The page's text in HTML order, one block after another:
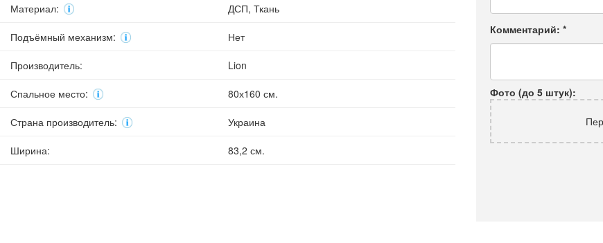
Материал: ДСП, Ткань
Подъёмный механизм: Нет
Производитель: Lion
Спальное место: 80х160 см.
Страна производитель: Украина
Ширина: 83,2 см.
Комментарий: *
Фото (до 5 штук):